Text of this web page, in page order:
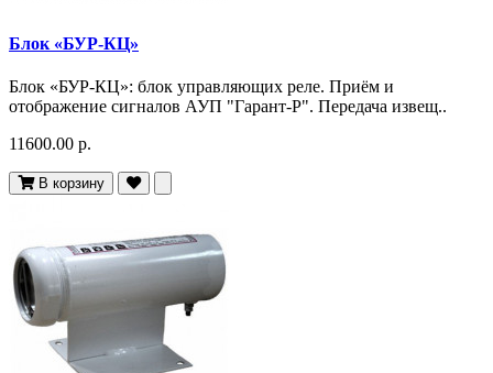
Блок «БУР-КЦ»
Блок «БУР-КЦ»: блок управляющих реле. Приём и
отображение сигналов АУП "Гарант-Р". Передача извещ..
11600.00 р.
В корзину